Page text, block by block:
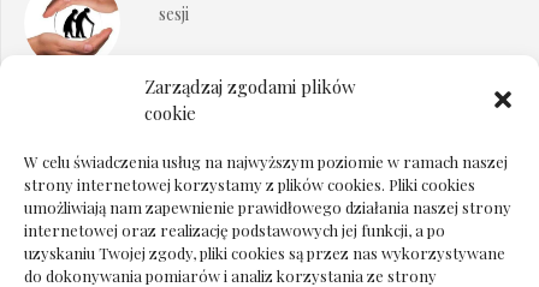
Zarządzaj zgodami plików
cookie
W celu świadczenia usług na najwyższym poziomie w ramach naszej
strony internetowej korzystamy z plików cookies. Pliki cookies
umożliwiają nam zapewnienie prawidłowego działania naszej strony
internetowej oraz realizację podstawowych jej funkcji, a po
uzyskaniu Twojej zgody, pliki cookies są przez nas wykorzystywane
do dokonywania pomiarów i analiz korzystania ze strony
sesji
Dokumenty do odbioru przy zmianie biura
Deska podłogowa do salonu: jak wybrać bez
pośpiechu